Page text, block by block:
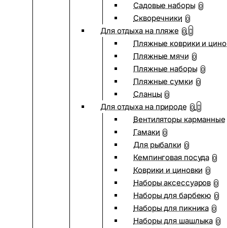
Садовые наборы 0
Скворечники 0
Для отдыха на пляже 0
Пляжные коврики и
Пляжные мячи 0
Пляжные наборы 0
Пляжные сумки 0
Сланцы 0
Для отдыха на природе 0
Вентиляторы карманные
Гамаки 0
Для рыбалки 0
Кемпинговая посуда 0
Коврики и циновки 0
Наборы аксессуаров 0
Наборы для барбекю 0
Наборы для пикника 0
Наборы для шашлыка 0